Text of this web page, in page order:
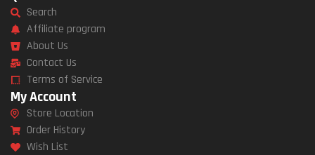
Search
Affiliate program
About Us
Contact Us
Terms of Service
My Account
Store Location
Order History
Wish List